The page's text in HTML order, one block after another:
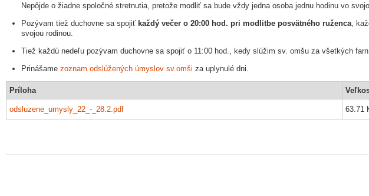
Nepôjde o žiadne spoločné stretnutia, pretože modliť sa bude vždy jedna osoba jednu hodinu vo
Pozývam tiež duchovne sa spojiť každý večer o 20:00 hod. pri modlitbe posvätného ruženca ,
svojou rodinou.
Tiež každú nedeľu pozývam duchovne sa spojiť o 11:00 hod., kedy slúžim sv. omšu za všetkých
Prinášamezoznam odslúžených úmyslov sv.omši za uplynulé dni.
Príloha
odsluzene_umysly_22_-_28.2.pdf 63.71